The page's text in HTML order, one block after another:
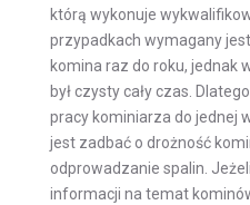
którą wykonuje
przypadkach wymagany
komina raz do roku, jednak
był czysty cały czas.
pracy kominiarza do jednej
jest zadbać o drożność
odprowadzanie spalin.
informacji na temat